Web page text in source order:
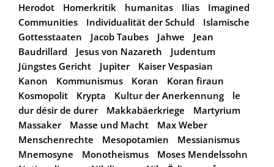
Herodot
Homerkritik humanitas Ilias
Imagined
Communities
Individualität der Schuld
Islamische
Gottesstaaten
Jacob Taubes Jahwe
Jean
Baudrillard
Jesus von Nazareth
Judentum
Jüngstes Gericht
Jupiter
Kaiser Vespasian
Kanon
Kommunismus Koran
Koran firaun
Kosmopolit
Krypta Kultur der Anerkennung
le
dur désir de durer
Makkabäerkriege
Martyrium
Massaker
Masse und Macht
Max Weber
Menschenrechte
Mesopotamien
Messianismus
Mnemosyne
Monotheismus
Moses Mendelssohn